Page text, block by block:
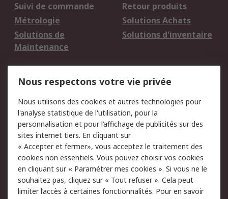
Suivi de commande
Retour produits
Métrologie
Solutions Achats
Solutions de
Maintenance
Solutions d'inventaire
du site
Politique de protection
des données - Mise à
jour
Sécurité des E-mails
Conditions générales
de vente
Politique anti-
corruption
Campagnes marketing
Nous respectons votre vie privée
Nous utilisons des cookies et autres technologies pour
l'analyse statistique de l'utilisation, pour la
personnalisation et pour l’affichage de publicités sur des
sites internet tiers. En cliquant sur
« Accepter et fermer», vous acceptez le traitement des
cookies non essentiels. Vous pouvez choisir vos cookies
en cliquant sur « Paramétrer mes cookies ». Si vous ne le
souhaitez pas, cliquez sur « Tout refuser ». Cela peut
limiter l’accès à certaines fonctionnalités. Pour en savoir